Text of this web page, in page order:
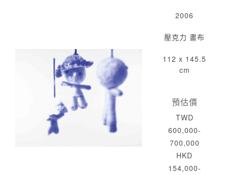
2006
壓克力 畫布
112 x 145.5
cm
預估價
TWD
600,000-
700,000
HKD
154,000-